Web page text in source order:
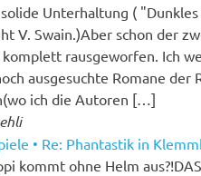
Unterhaltung ( "Dunkles
V. Swain.)Aber schon der
komplett rausgeworfen. Ich
ausgesuchte Romane der
ich die Autoren […]
• Re: Phantastik in
kommt ohne Helm